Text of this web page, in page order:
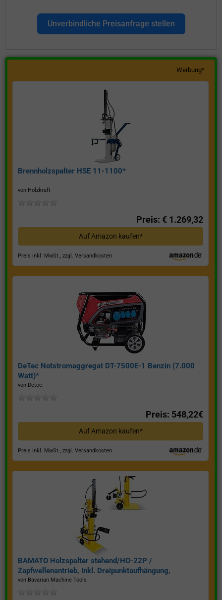
Unverbindliche Preisanfrage stellen
Werbung*
Brennholzspalter HSE 11-1100*
von Holzkraft
Preis: € 1.269,32
Auf Amazon kaufen*
Preis inkl. MwSt., zzgl. Versandkosten
DeTec Notstromaggregat DT-7500E-1 Benzin (7.000
Watt)*
von Detec.
Preis: 548,22€
Auf Amazon kaufen*
Preis inkl. MwSt., zzgl. Versandkosten
BAMATO Holzspalter stehend/HO-22P /
Zapfwellenantrieb, Inkl. Dreipunktaufhängung,
Spaltkraft 22 Tonnen*
von Bavarian Machine Tools